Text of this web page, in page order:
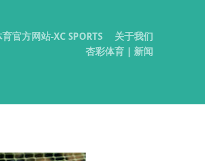
官方网站-XC SPORTS
关于我们
杏彩体育｜新闻